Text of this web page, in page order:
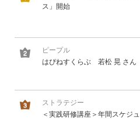
ス」開始
ピープル
はぴねすくらぶ 若松 晃 さん
ストラテジー
＜実践研修講座＞年間スケジ